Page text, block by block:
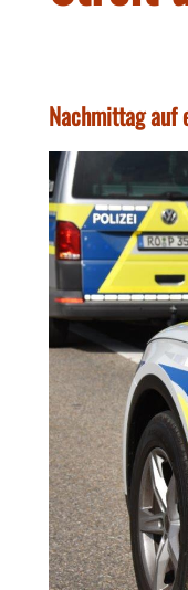
Nachmittag auf